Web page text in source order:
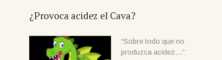
¿Provoca acidez el Cava?
“Sobre todo que no
produzca acidez…”: